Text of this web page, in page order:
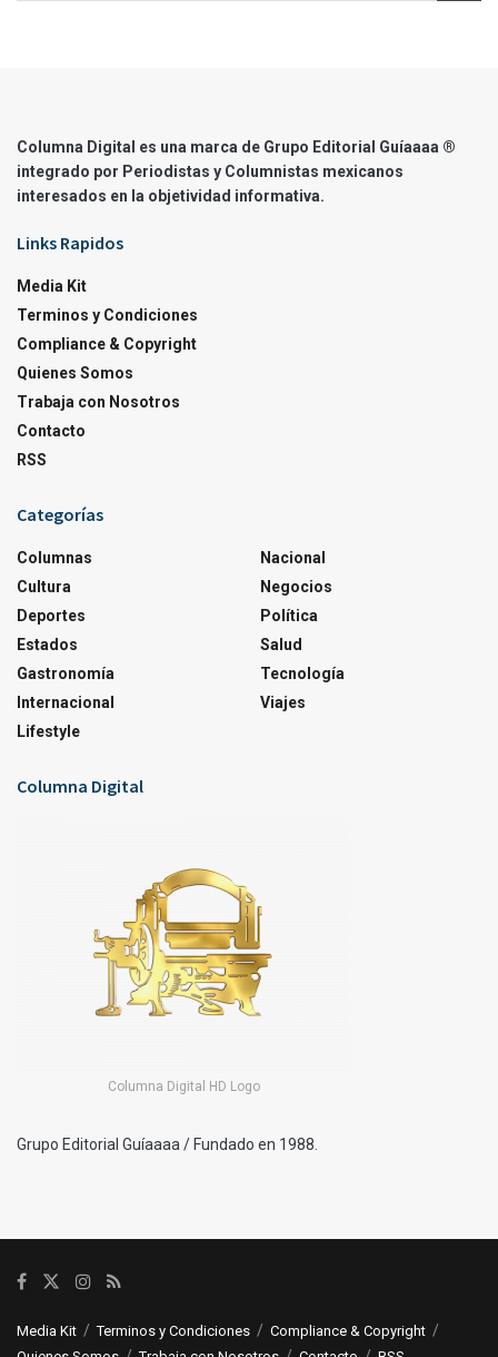
Columna Digital es una marca de Grupo Editorial Guíaaaa ®
integrado por Periodistas y Columnistas mexicanos
interesados en la objetividad informativa.
Links Rapidos
Media Kit
Terminos y Condiciones
Compliance & Copyright
Quienes Somos
Trabaja con Nosotros
Contacto
RSS
Categorías
Columnas
Cultura
Deportes
Estados
Gastronomía
Internacional
Lifestyle
Nacional
Negocios
Política
Salud
Tecnología
Viajes
Columna Digital
Columna Digital HD Logo
Grupo Editorial Guíaaaa / Fundado en 1988.
Media Kit Terminos y Condiciones
Compliance & Copyright